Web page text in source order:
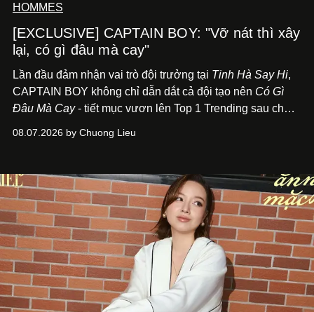
HOMMES
[EXCLUSIVE] CAPTAIN BOY: "Vỡ nát thì xây
lại, có gì đâu mà cay"
Lần đầu đảm nhận vai trò đội trưởng tại Tinh Hà Say Hi,
CAPTAIN BOY không chỉ dẫn dắt cả đội tạo nên Có Gì
Đâu Mà Cay- tiết mục vươn lên Top 1 Trending sau chưa
để lắng nghe, kết nối và tin tưởng đồng đội. Với nam
trình trở thành một producer thực thụ.
08.07.2026 by Chuong Lieu